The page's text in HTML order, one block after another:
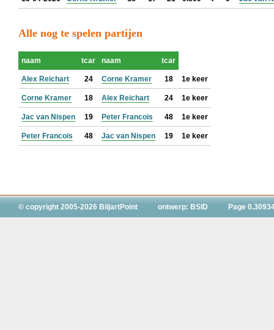
Alle nog te spelen partijen
naam tcar naam tcar
Alex Reichart 24 Corne Kramer 18 1e keer
Corne Kramer 18 Alex Reichart 24 1e keer
Jac van Nispen 19 Peter Francois 48 1e keer
Peter Francois 48 Jac van Nispen 19 1e keer
© copyright 2005-2026 BiljartPoint ontwerp: BSID Page